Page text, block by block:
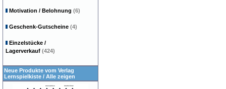
Motivation / Belohnung (6)
Geschenk-Gutscheine (4)
Einzelstücke /
Lagerverkauf (424)
Neue Produkte vom Verlag
Lernspielkiste / Alle zeigen